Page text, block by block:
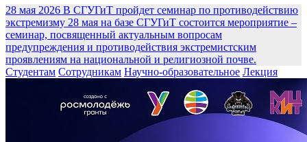
28 мая 2026 В СГУГиТ пройдет семинар по противодействию
экстремизму 28 мая на базе СГУГиТ состоится мероприятие –
семинар, посвященный актуальным вопросам
предупреждения и противодействия экстремистским
проявлениям на национальной и религиозной почве.
Студентам Сотрудникам Научно-образовательное Лекция